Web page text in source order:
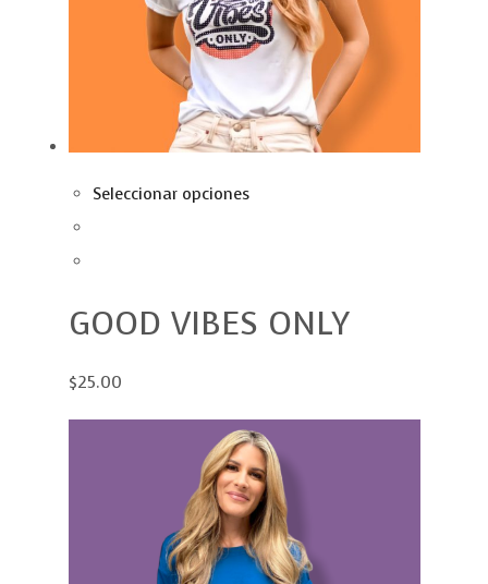
Seleccionar opciones
GOOD VIBES ONLY
$25.00